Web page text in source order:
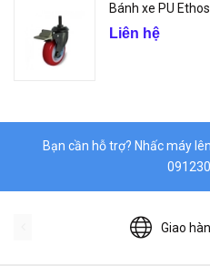
Bánh xe PU
Liên hệ
Bạn cần hỗ trợ? Nhấc máy
Giao